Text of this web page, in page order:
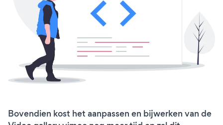
Bovendien kost het aanpassen en bijwerken van de